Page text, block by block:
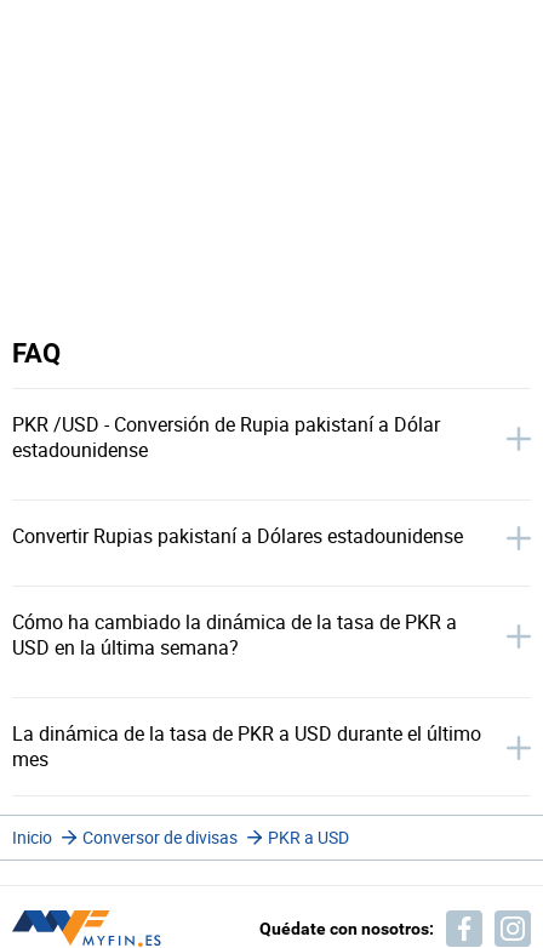
FAQ
PKR /USD - Conversión de Rupia pakistaní a Dólar
estadounidense
Convertir Rupias pakistaní a Dólares estadounidense
Cómo ha cambiado la dinámica de la tasa de PKR a
USD en la última semana?
La dinámica de la tasa de PKR a USD durante el último
mes
Inicio Conversor de divisas PKR a USD
Quédate con nosotros: